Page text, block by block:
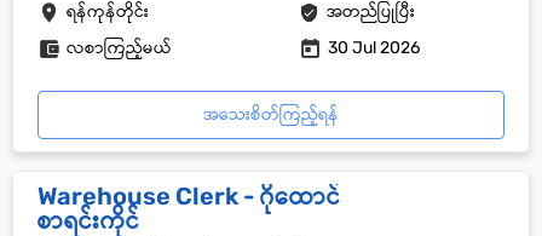
ရန်ကုန်တိုင်း အတည်ပြုပြီး
လစာကြည့်မယ် 30 Jul 2026
အသေးစိတ်ကြည့်ရန်
Warehouse Clerk - ဂိုထောင်
စာရင်းကိုင်